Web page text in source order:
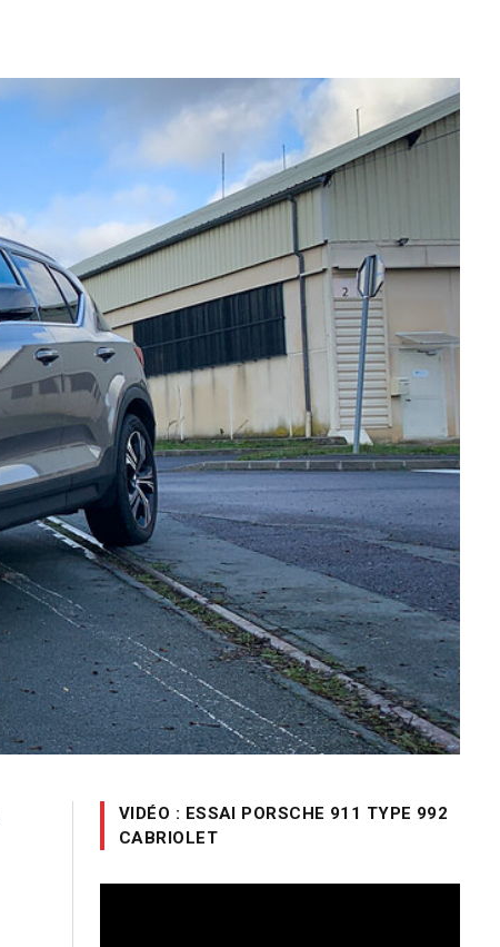
VIDÉO : ESSAI PORSCHE 911 TYPE 992
CABRIOLET